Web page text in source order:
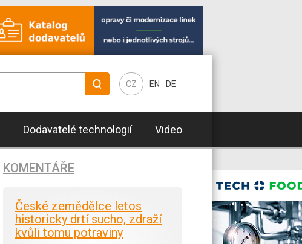
CZ EN DE
Dodavatelé technologií Video
KOMENTÁŘE
České zemědělce letos
historicky drtí sucho, zdraží
kvůli tomu potraviny